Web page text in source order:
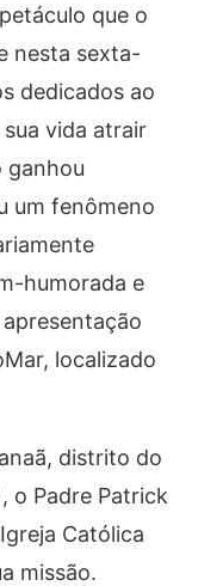
que o
nesta sexta-
dedicados ao
vida atrair
ganhou
um fenômeno
humorada e
localizado
distrito do
o Padre Patrick
Católica
missão.